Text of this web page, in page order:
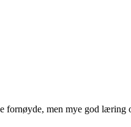
fornøyde, men mye god læring